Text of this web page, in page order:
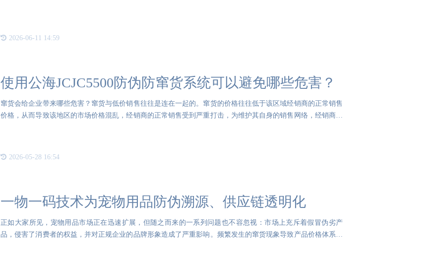
2026-06-11 14:59
使用公海JCJC5500防伪防窜货系统可以避免哪些危害？
窜货会给企业带来哪些危害？窜货与低价销售往往是连在一起的。窜货的价格往往低于该区域经销商的正常销售
价格，从而导致该地区的市场价格混乱，经销商的正常销售受到严重打击，为维护其自身的销售网络，经销商不
2026-05-28 16:54
一物一码技术为宠物用品防伪溯源、供应链透明化
正如大家所见，宠物用品市场正在迅速扩展，但随之而来的一系列问题也不容忽视：市场上充斥着假冒伪劣产
品，侵害了消费者的权益，并对正规企业的品牌形象造成了严重影响。频繁发生的窜货现象导致产品价格体系混